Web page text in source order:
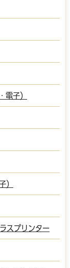
電子）
）
スプリンター